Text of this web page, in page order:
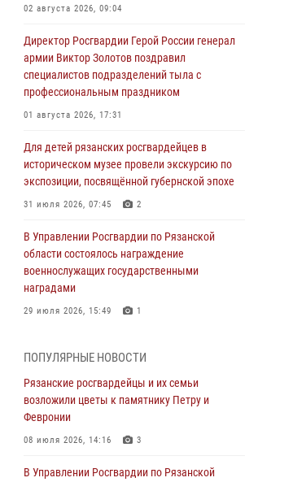
02 августа 2026, 09:04
Директор Росгвардии Герой России генерал
армии Виктор Золотов поздравил
специалистов подразделений тыла с
профессиональным праздником
01 августа 2026, 17:31
Для детей рязанских росгвардейцев в
историческом музее провели экскурсию по
экспозиции, посвящённой губернской эпохе
31 июля 2026, 07:45 2
В Управлении Росгвардии по Рязанской
области состоялось награждение
военнослужащих государственными
наградами
29 июля 2026, 15:49 1
Крещении Руси
28 июля 2026, 09:22 1
При силовой поддержке ОМОН житель
Касимовского округа лишён гражданства
законодательства
ПОПУЛЯРНЫЕ НОВОСТИ
Рязанские росгвардейцы и их семьи
возложили цветы к памятнику Петру и
Февронии
08 июля 2026, 14:16 3
В Управлении Росгвардии по Рязанской